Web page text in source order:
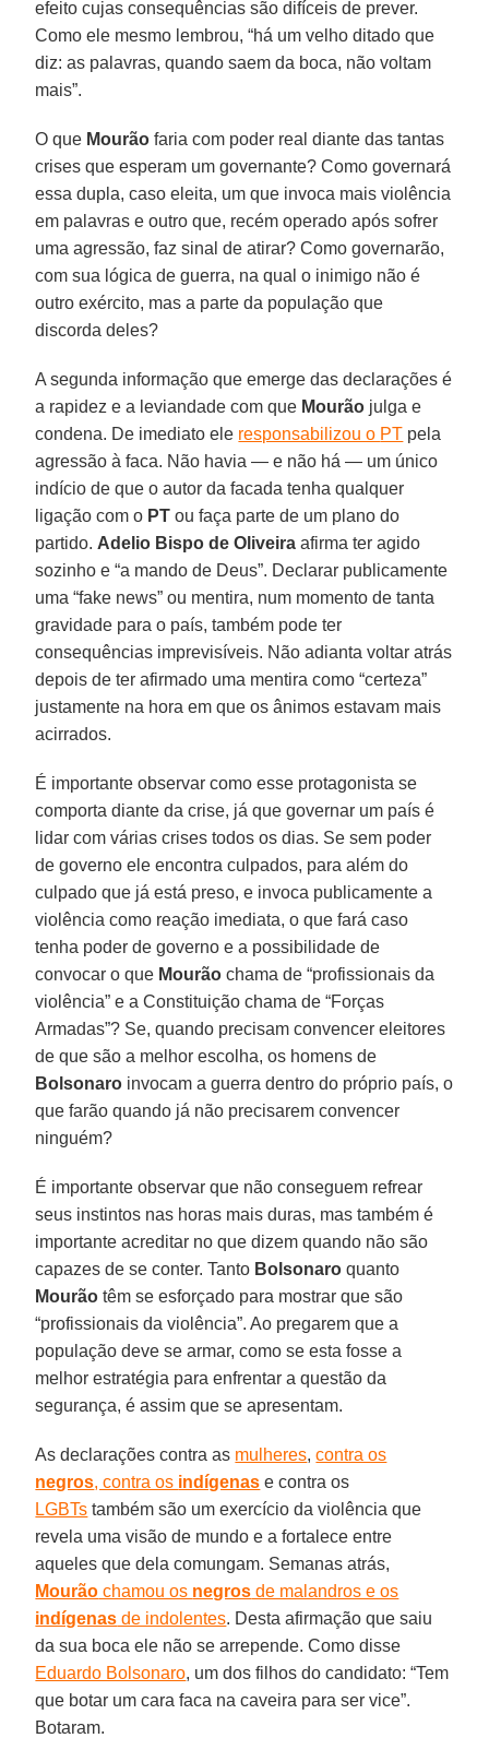
efeito cujas consequências são difíceis de prever.
Como ele mesmo lembrou, “há um velho ditado que
diz: as palavras, quando saem da boca, não voltam
mais”.
O que Mourão faria com poder real diante das tantas
crises que esperam um governante? Como governará
essa dupla, caso eleita, um que invoca mais violência
em palavras e outro que, recém operado após sofrer
uma agressão, faz sinal de atirar? Como governarão,
com sua lógica de guerra, na qual o inimigo não é
outro exército, mas a parte da população que
discorda deles?
A segunda informação que emerge das declarações é
a rapidez e a leviandade com que Mourão julga e
condena. De imediato ele responsabilizou o PT pela
agressão à faca. Não havia — e não há — um único
indício de que o autor da facada tenha qualquer
ligação com o PT ou faça parte de um plano do
partido. Adelio Bispo de Oliveira afirma ter agido
sozinho e “a mando de Deus”. Declarar publicamente
uma “fake news” ou mentira, num momento de tanta
gravidade para o país, também pode ter
consequências imprevisíveis. Não adianta voltar atrás
depois de ter afirmado uma mentira como “certeza”
justamente na hora em que os ânimos estavam mais
acirrados.
É importante observar como esse protagonista se
comporta diante da crise, já que governar um país é
lidar com várias crises todos os dias. Se sem poder
de governo ele encontra culpados, para além do
culpado que já está preso, e invoca publicamente a
violência como reação imediata, o que fará caso
tenha poder de governo e a possibilidade de
convocar o que Mourão chama de “profissionais da
violência” e a Constituição chama de “Forças
Armadas”? Se, quando precisam convencer eleitores
de que são a melhor escolha, os homens de
Bolsonaro invocam a guerra dentro do próprio país, o
que farão quando já não precisarem convencer
ninguém?
É importante observar que não conseguem refrear
seus instintos nas horas mais duras, mas também é
importante acreditar no que dizem quando não são
capazes de se conter. Tanto Bolsonaro quanto
Mourão têm se esforçado para mostrar que são
“profissionais da violência”. Ao pregarem que a
população deve se armar, como se esta fosse a
melhor estratégia para enfrentar a questão da
segurança, é assim que se apresentam.
As declarações contra as mulheres,contra os
negros, contra os indígenas e contra os
LGBTs também são um exercício da violência que
revela uma visão de mundo e a fortalece entre
aqueles que dela comungam. Semanas atrás,
Mourão chamou os negros de malandros e os
indígenas de indolentes. Desta afirmação que saiu
da sua boca ele não se arrepende. Como disse
Eduardo Bolsonaro, um dos filhos do candidato: “Tem
que botar um cara faca na caveira para ser vice”.
Botaram.